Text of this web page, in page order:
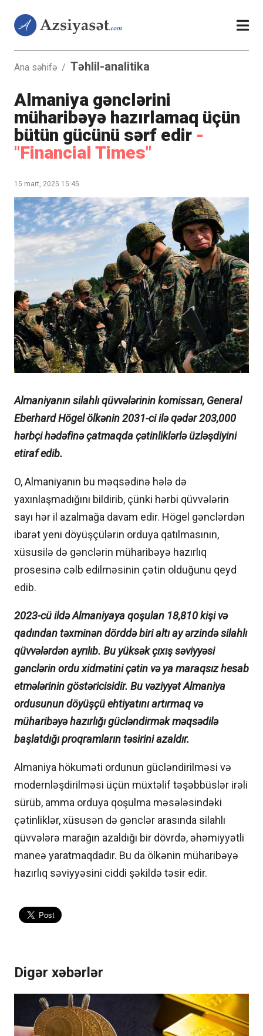
Ana səhifə / Təhlil-analitika
Almaniya gənclərini
müharibəyə hazırlamaq üçün
bütün gücünü sərf edir -
"Financial Times"
15 mart, 2025 15:45
Almaniyanın silahlı qüvvələrinin komissarı, General
Eberhard Högel ölkənin 2031-ci ilə qədər 203,000
hərbçi hədəfinə çatmaqda çətinliklərlə üzləşdiyini
etiraf edib.
O, Almaniyanın bu məqsədinə hələ də
yaxınlaşmadığını bildirib, çünki hərbi qüvvələrin
sayı hər il azalmağa davam edir. Högel gənclərdən
ibarət yeni döyüşçülərin orduya qatılmasının,
xüsusilə də gənclərin müharibəyə hazırlıq
prosesinə cəlb edilməsinin çətin olduğunu qeyd
edib.
2023-cü ildə Almaniyaya qoşulan 18,810 kişi və
qadından təxminən dörddə biri altı ay ərzində silahlı
qüvvələrdən ayrılıb. Bu yüksək çıxış səviyyəsi
gənclərin ordu xidmətini çətin və ya maraqsız hesab
etmələrinin göstəricisidir. Bu vəziyyət Almaniya
ordusunun döyüşçü ehtiyatını artırmaq və
müharibəyə hazırlığı gücləndirmək məqsədilə
başlatdığı proqramların təsirini azaldır.
Almaniya hökuməti ordunun gücləndirilməsi və
modernləşdirilməsi üçün müxtəlif təşəbbüslər irəli
sürüb, amma orduya qoşulma məsələsindəki
çətinliklər, xüsusən də gənclər arasında silahlı
qüvvələrə marağın azaldığı bir dövrdə, əhəmiyyətli
maneə yaratmaqdadır. Bu da ölkənin müharibəyə
hazırlıq səviyyəsini ciddi şəkildə təsir edir.
Digər xəbərlər